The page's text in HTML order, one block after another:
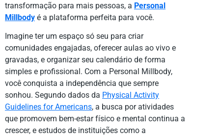
transformação para mais pessoas, a Personal
Millbody é a plataforma perfeita para você.
Imagine ter um espaço só seu para criar
comunidades engajadas, oferecer aulas ao vivo e
gravadas, e organizar seu calendário de forma
simples e profissional. Com a Personal Millbody,
você conquista a independência que sempre
sonhou. Segundo dados da Physical Activity
Guidelines for Americans, a busca por atividades
que promovem bem-estar físico e mental continua a
crescer, e estudos de instituições como a